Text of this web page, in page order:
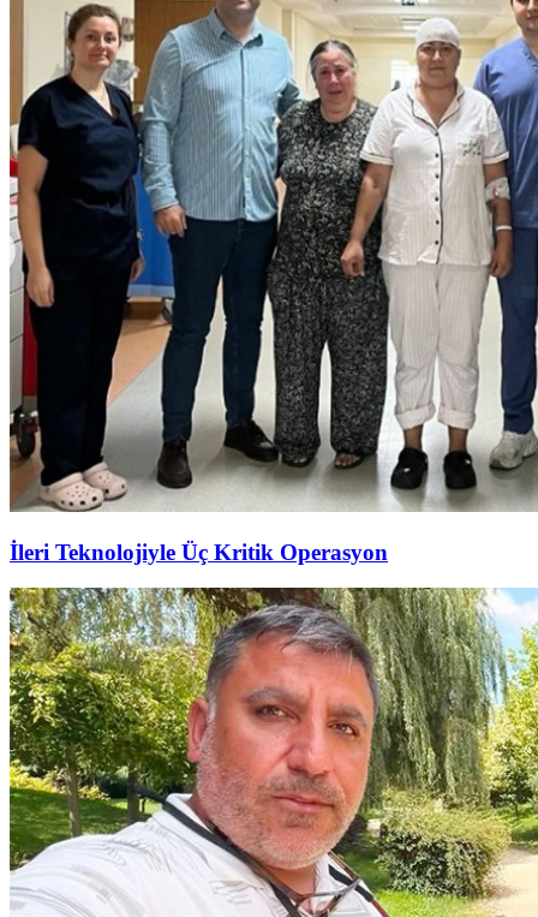
İleri Teknolojiyle Üç Kritik Operasyon